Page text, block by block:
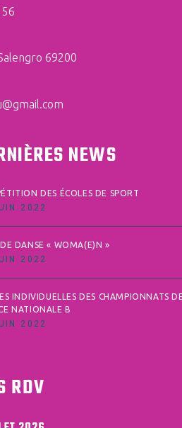
69200
NEWS
DES ÉCOLES DE SPORT
2022
DANSE « WOMA(E)N »
2022
INDIVIDUELLES DES CHAMPIONNATS
NATIONALE B
2022
RDV